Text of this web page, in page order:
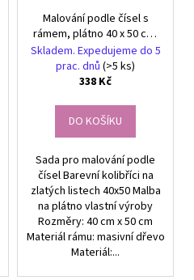
Malování podle čísel s
rámem, plátno 40 x 50 cm,
Barevní kolibříci na zlatých
listech
Skladem. Expedujeme do 5
prac. dnů (>5 ks)
338 Kč
DO KOŠÍKU
Sada pro malování podle
čísel Barevní kolibříci na
zlatých listech 40x50 Malba
na plátno vlastní výroby
Rozměry: 40 cm x 50 cm
Materiál rámu: masivní dřevo
Materiál:...